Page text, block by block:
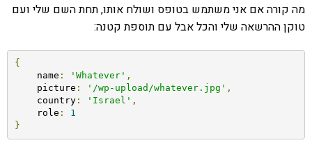
מה קורה אם אני משתמש בטופס ושולח אותו, תחת השם שלי ועם
טוקן ההרשאה שלי והכל אבל עם תוספת קטנה:
{
    name
: 'Whatever' ,
    picture
: '/wp-upload/whatever.jpg' ,
    country
: 'Israel' ,
    role
:
1
}